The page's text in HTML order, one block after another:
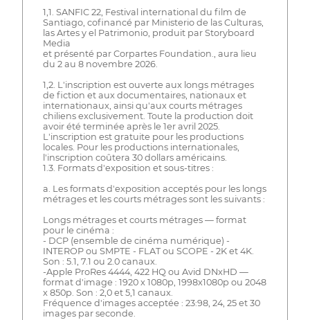
1,1. SANFIC 22, Festival international du film de
Santiago, cofinancé par Ministerio de las Culturas,
las Artes y el Patrimonio, produit par Storyboard
Media
et présenté par Corpartes Foundation., aura lieu
du 2 au 8 novembre 2026.
1,2. L'inscription est ouverte aux longs métrages
de fiction et aux documentaires, nationaux et
internationaux, ainsi qu'aux courts métrages
chiliens exclusivement. Toute la production doit
avoir été terminée après le 1er avril 2025.
L'inscription est gratuite pour les productions
locales. Pour les productions internationales,
l'inscription coûtera 30 dollars américains.
1.3. Formats d'exposition et sous-titres :
a. Les formats d'exposition acceptés pour les longs
métrages et les courts métrages sont les suivants :
Longs métrages et courts métrages — format
pour le cinéma :
- DCP (ensemble de cinéma numérique) -
INTEROP ou SMPTE - FLAT ou SCOPE - 2K et 4K.
Son : 5.1, 7.1 ou 2.0 canaux.
-Apple ProRes 4444, 422 HQ ou Avid DNxHD —
format d'image : 1920 x 1080p, 1998x1080p ou 2048
x 850p. Son : 2,0 et 5,1 canaux.
Fréquence d'images acceptée : 23:98, 24, 25 et 30
images par seconde.